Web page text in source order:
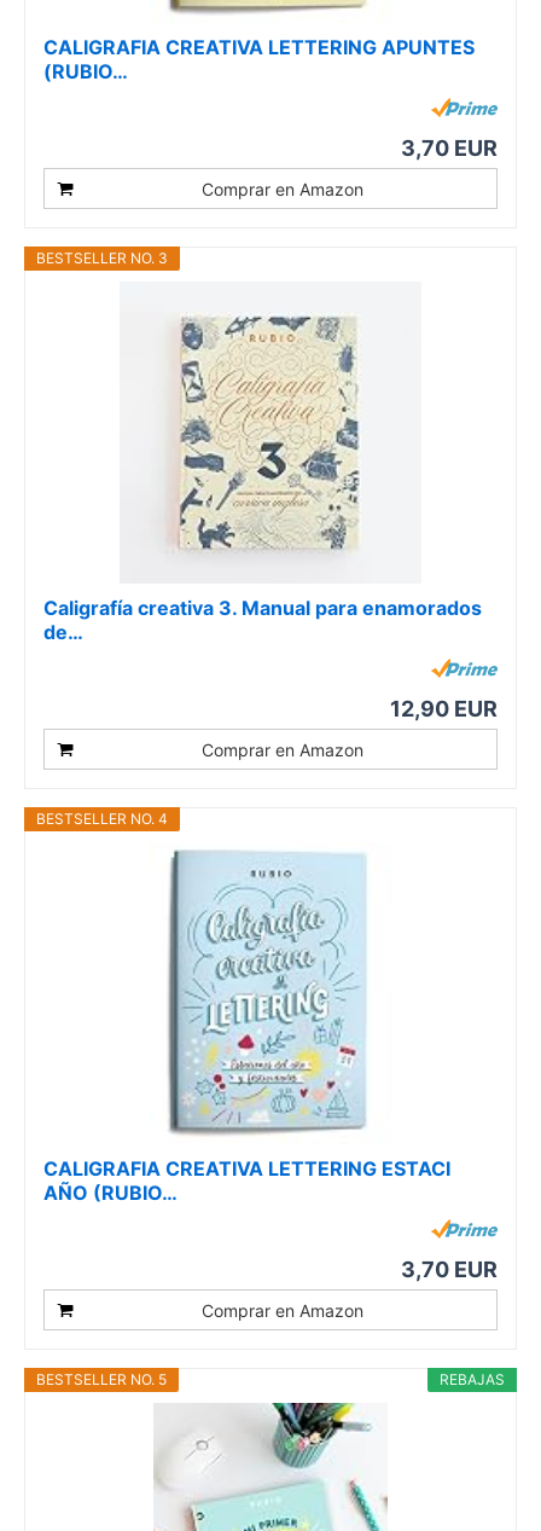
CALIGRAFIA CREATIVA LETTERING APUNTES
(RUBIO…
3,70 EUR
Comprar en Amazon
BESTSELLER NO. 3
Caligrafía creativa 3. Manual para enamorados
de…
12,90 EUR
Comprar en Amazon
BESTSELLER NO. 4
CALIGRAFIA CREATIVA LETTERING ESTACI
AÑO (RUBIO…
3,70 EUR
Comprar en Amazon
REBAJAS
BESTSELLER NO. 5